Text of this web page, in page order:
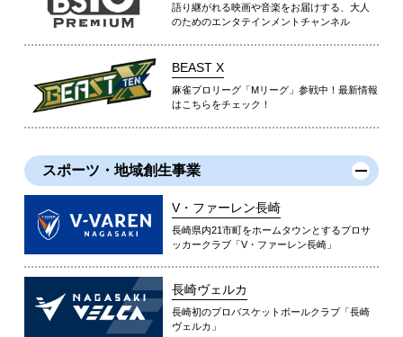
語り継がれる映画や音楽をお届けする、大人
のためのエンタテインメントチャンネル
BEAST X
麻雀プロリーグ「Mリーグ」参戦中！最新情報
はこちらをチェック！
スポーツ・地域創生事業
V・ファーレン長崎
長崎県内21市町をホームタウンとするプロサ
ッカークラブ「V・ファーレン長崎」
長崎ヴェルカ
長崎初のプロバスケットボールクラブ「長崎
ヴェルカ」